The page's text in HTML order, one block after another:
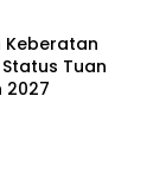
Keberatan
Tuan
2027